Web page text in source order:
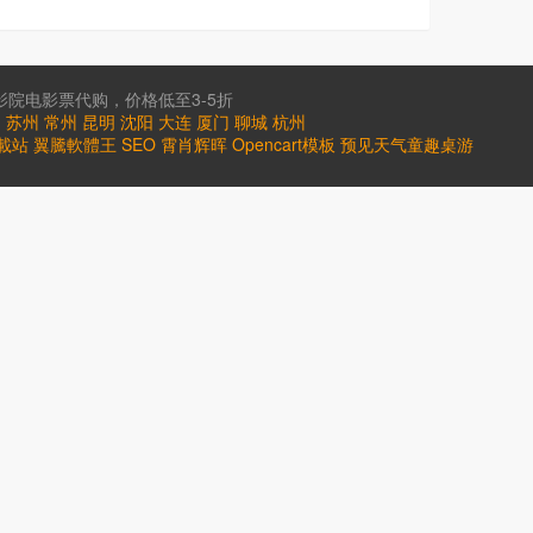
电影票代购，价格低至3-5折
苏州 常州 昆明 沈阳 大连 厦门 聊城 杭州
站 翼騰軟體王 SEO 霄肖辉晖 Opencart模板 预见天气童趣桌游